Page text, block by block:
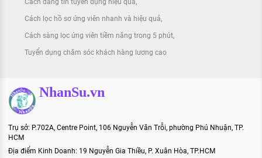
Cách lọc hồ sơ ứng viên nhanh và hiệu quả
Cách sàng lọc ứng viên tiềm năng trong 5 phút
Tuyển dụng chăm sóc khách hàng lương cao
NhanSu.vn
Trụ sở: P.702A, Centre Point, 106 Nguyễn Văn Trỗi, phường Phú Nhuận, TP.
HCM
Địa điểm Kinh Doanh: 19 Nguyễn Gia Thiều, P. Xuân Hòa, TP.HCM